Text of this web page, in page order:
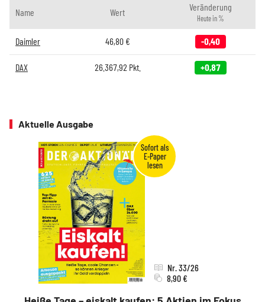
Name Wert Veränderung
Heute in %
Daimler 46,80€ -0,40
DAX 26.367,92 Pkt. +0,87
Aktuelle Ausgabe
Nr. 33/26
8,90 €